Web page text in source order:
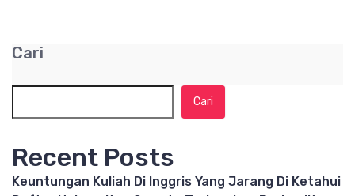
Cari
Cari
Recent Posts
Keuntungan Kuliah Di Inggris Yang Jarang Di Ketahui